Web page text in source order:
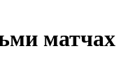
матчах